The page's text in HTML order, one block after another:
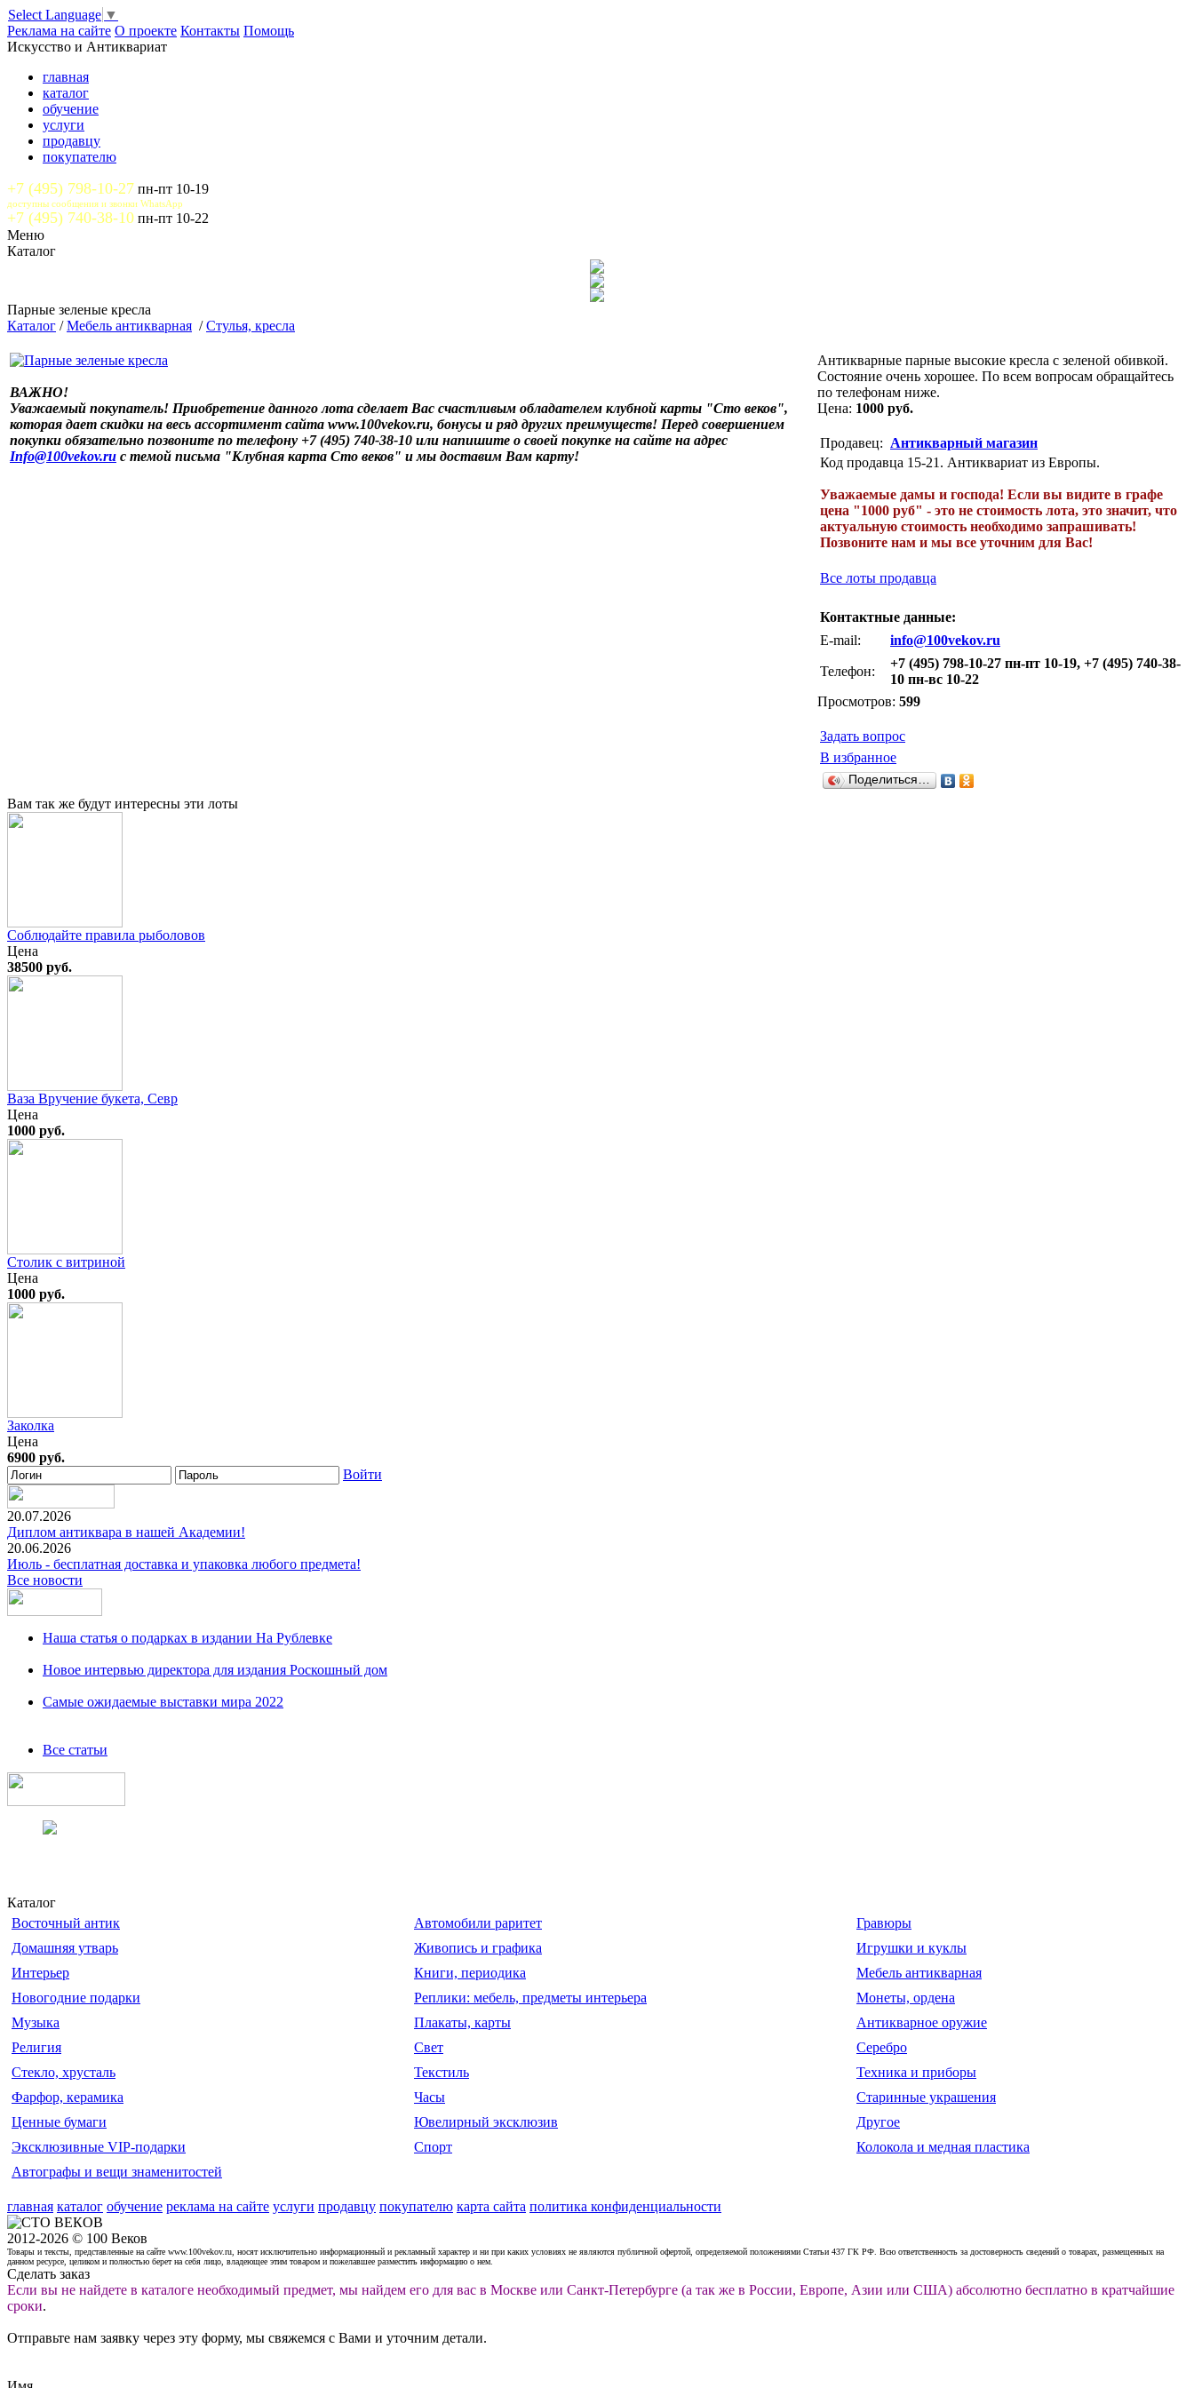
Select Language ▼
Реклама на сайте О проекте Контакты Помощь
Искусство и Антиквариат
главная
каталог
обучение
услуги
продавцу
покупателю
+7 (495) 798-10-27 пн-пт 10-19
доступны сообщения и звонки WhatsApp
+7 (495) 740-38-10 пн-пт 10-22
Меню
Каталог
Парные зеленые кресла
Каталог /Мебель антикварная /Стулья, кресла
ВАЖНО!
Уважаемый покупатель! Приобретение данного лота сделает Вас счастливым обладателем клубной карты "Сто веков",
которая дает скидки на весь ассортимент сайта www.100vekov.ru, бонусы и ряд других преимуществ! Перед совершением
покупки обязательно позвоните по телефону +7 (495) 740-38-10 или напишите о своей покупке на сайте на адрес
Info@100vekov.ru с темой письма "Клубная карта Сто веков" и мы доставим Вам карту!
Антикварные парные высокие кресла с зеленой обивкой.
Состояние очень хорошее. По всем вопросам обращайтесь
по телефонам ниже.
Цена: 1000 руб.
Продавец: Антикварный магазин
Код продавца 15-21. Антиквариат из Европы.
Уважаемые дамы и господа! Если вы видите в графе
цена "1000 руб" - это не стоимость лота, это значит, что
актуальную стоимость необходимо запрашивать!
Позвоните нам и мы все уточним для Вас!
Все лоты продавца
Контактные данные:
E-mail:
info@100vekov.ru
Телефон:
+7 (495) 798-10-27 пн-пт 10-19, +7 (495) 740-38-
10 пн-вс 10-22
Просмотров: 599
Задать вопрос
В избранное
Поделиться…
Вам так же будут интересны эти лоты
Соблюдайте правила рыболовов
Цена
38500 руб.
Ваза Вручение букета, Севр
Цена
1000 руб.
Столик с витриной
Цена
1000 руб.
Заколка
Цена
6900 руб.
Войти
20.07.2026
Диплом антиквара в нашей Академии!
20.06.2026
Июль - бесплатная доставка и упаковка любого предмета!
Все новости
Наша статья о подарках в издании На Рублевке
Новое интервью директора для издания Роскошный дом
Самые ожидаемые выставки мира 2022
Все статьи
Каталог
Восточный антик
Автомобили раритет
Гравюры
Домашняя утварь
Живопись и графика
Игрушки и куклы
Интерьер
Книги, периодика
Мебель антикварная
Новогодние подарки
Реплики: мебель, предметы интерьера
Монеты, ордена
Музыка
Плакаты, карты
Антикварное оружие
Религия
Свет
Серебро
Стекло, хрусталь
Текстиль
Техника и приборы
Фарфор, керамика
Часы
Старинные украшения
Ценные бумаги
Ювелирный эксклюзив
Другое
Эксклюзивные VIP-подарки
Спорт
Колокола и медная пластика
Автографы и вещи знаменитостей
главная каталог обучение реклама на сайте услуги продавцу покупателю карта сайта политика конфиденциальности
2012-2026 © 100 Веков
Товары и тексты, представленные на сайте www.100vekov.ru, носят исключительно информационный и рекламный характер и ни при каких условиях не являются публичной офертой, определяемой положениями Статьи 437 ГК РФ. Всю ответственность за достоверность сведений о товарах, размещенных на
данном ресурсе, целиком и полностью берет на себя лицо, владеющее этим товаром и пожелавшее разместить информацию о нем.
Сделать заказ
Если вы не найдете в каталоге необходимый предмет, мы найдем его для вас в Москве или Санкт-Петербурге (а так же в России, Европе, Азии или США) абсолютно бесплатно в кратчайшие
сроки.
Отправьте нам заявку через эту форму, мы свяжемся с Вами и уточним детали.